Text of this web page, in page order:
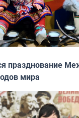
празднование
мира